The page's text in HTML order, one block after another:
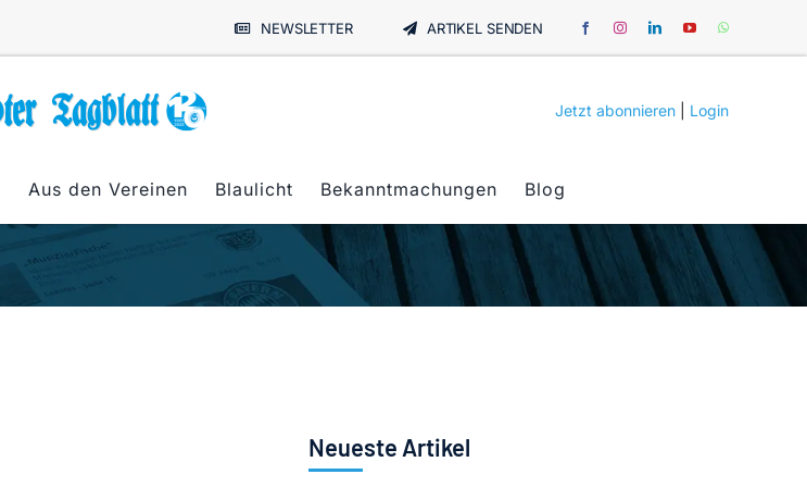
NEWSLETTER ARTIKEL SENDEN
Jetzt abonnieren Login
Aus den Vereinen Blaulicht Bekanntmachungen Blog
Neueste Artikel